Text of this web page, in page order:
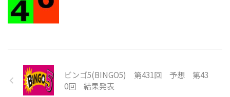
ビンゴ5(BINGO5) 第431回 予想 第43
0回 結果発表